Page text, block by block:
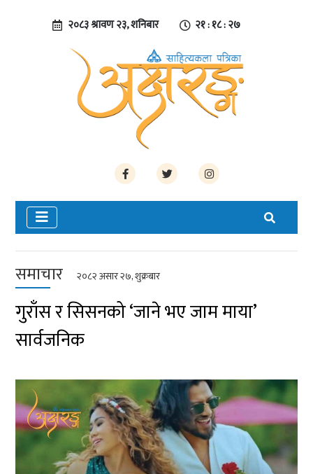
२०८३ श्रावण २३, शनिबार २१ : १८ : २८
समाचार २०८२ असार २७, शुक्रबार
गुराँस र सिसनको ‘जाने भए जाम माया’
सार्वजनिक